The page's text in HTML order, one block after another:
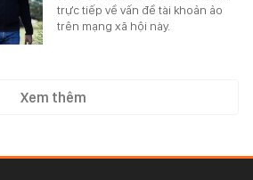
trực tiếp về vấn đề tài khoản ảo
trên mạng xã hội này.
Xem thêm